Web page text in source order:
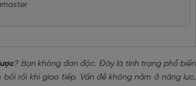
? Bạn không đơn độc. Đây là tình trạng phổ biến
rối khi giao tiếp. Vấn đề không nằm ở năng lực,